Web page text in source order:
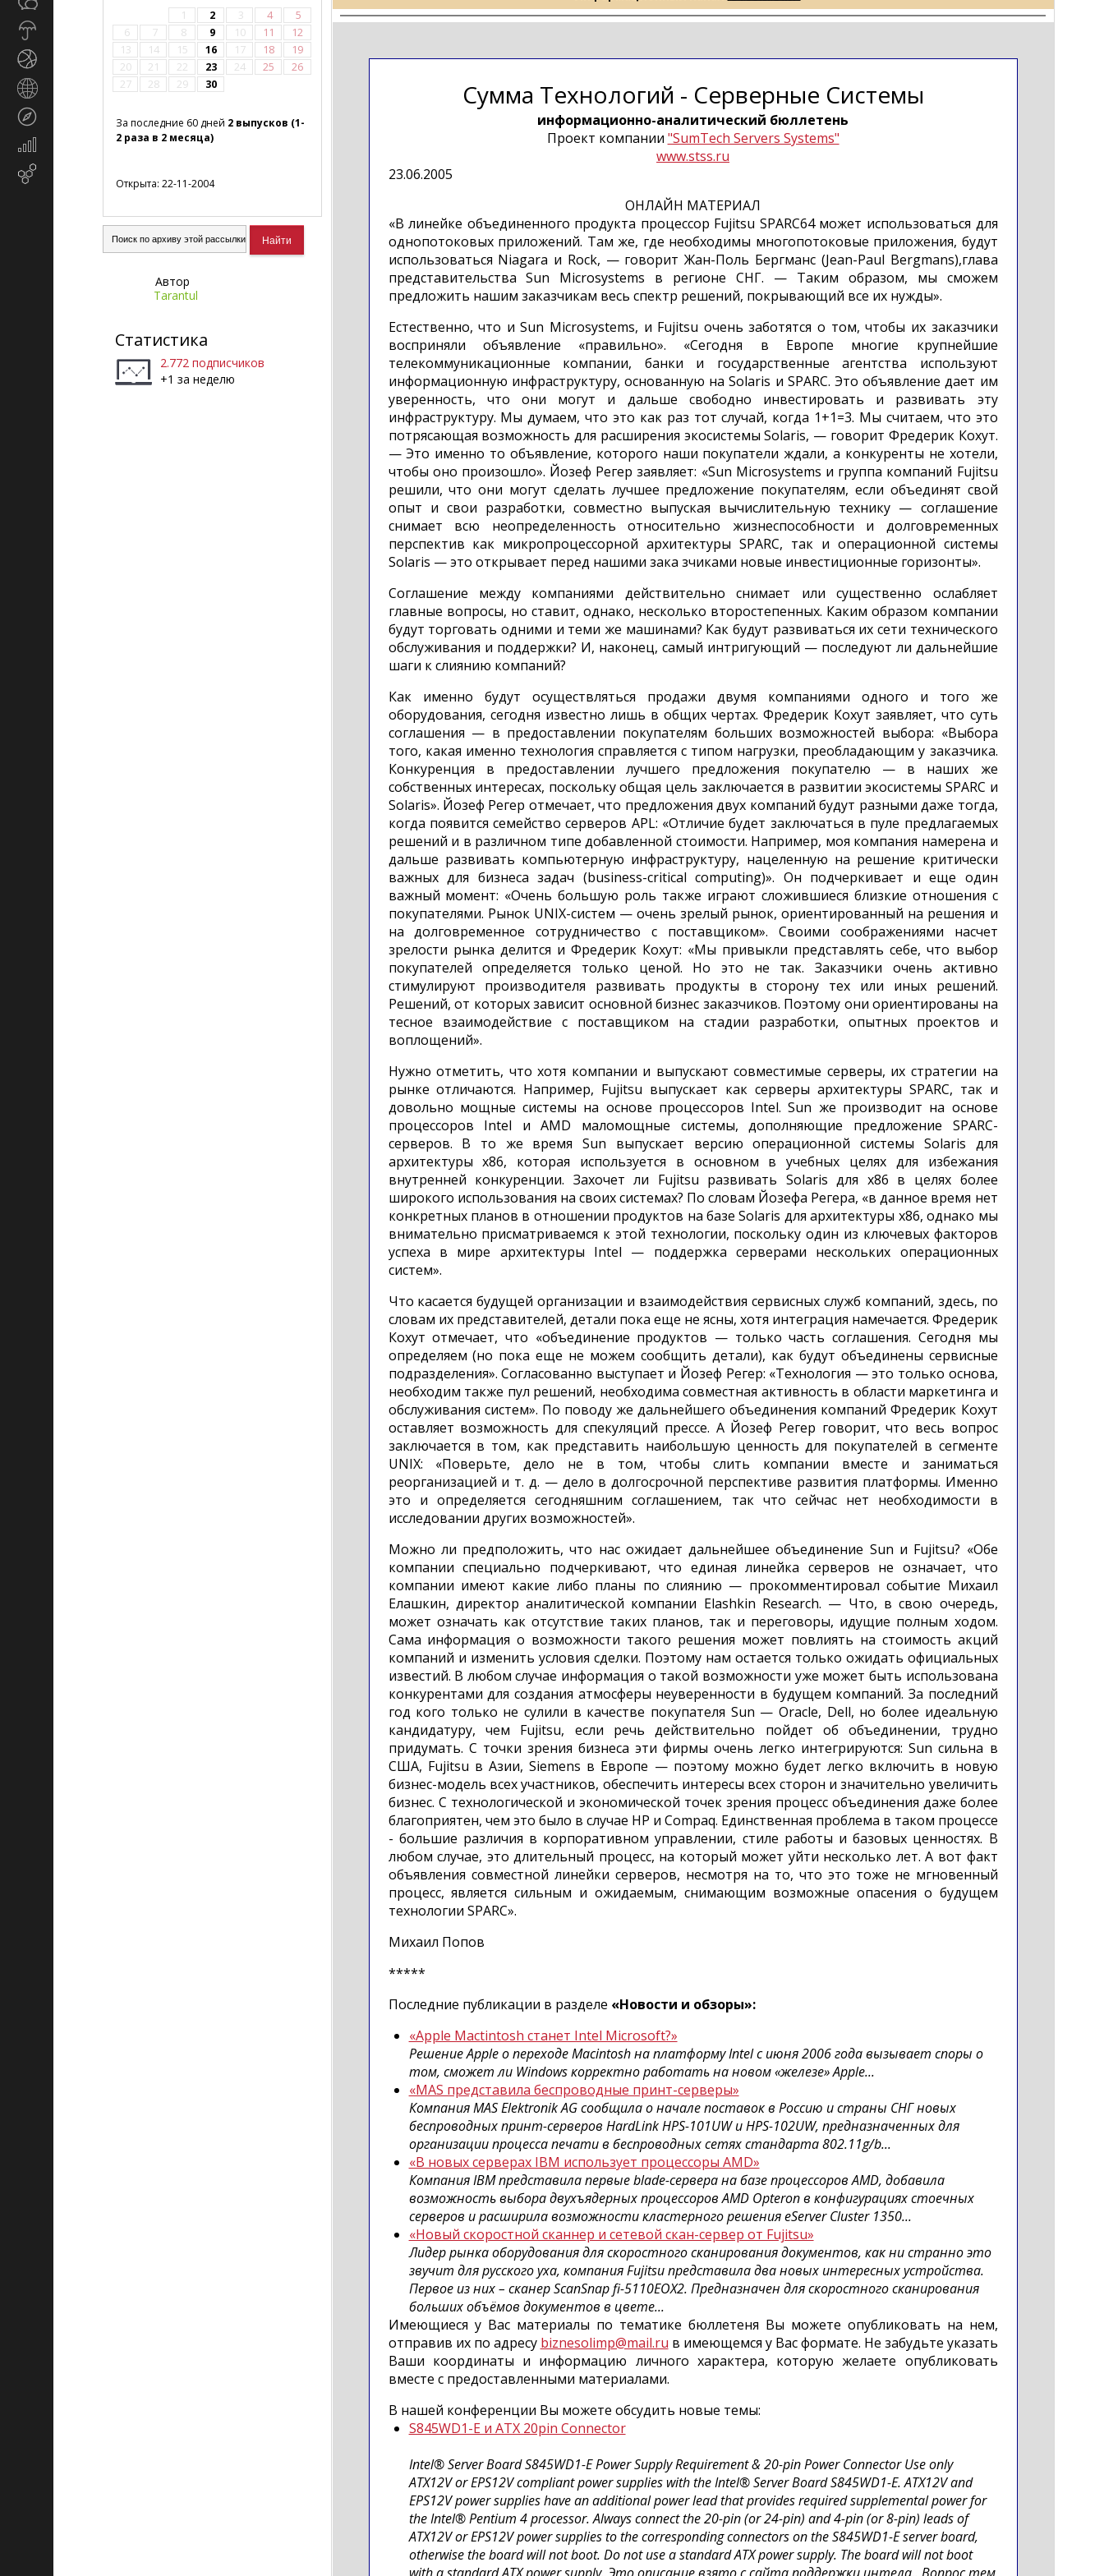
Экономика
маркетинг
1 2 3 4
5
6
7 8 9 10 11
12
13
14 15 16 17 18
19
20
21 22 23 24 25
26
27
28 29 30
За последние 60 дней 2 выпусков (1-
2 раза в 2 месяца)
Открыта: 22-11-2004
Автор
Tarantul
Статистика
2.772 подписчиков
+1 за неделю
Сумма Технологий - Серверные Системы
информационно-аналитический бюллетень
Проект компании "SumTech Servers Systems"
www.stss.ru
23.06.2005
ОНЛАЙН МАТЕРИАЛ
«В линейке объединенного продукта процессор Fujitsu SPARC64 может использоваться для
однопотоковых приложений. Там же, где необходимы многопотоковые приложения, будут
использоваться Niagara и Rock, — говорит Жан-Поль Бергманс (Jean-Paul Bergmans),глава
представительства Sun Microsystems в регионе СНГ. — Таким образом, мы сможем
предложить нашим заказчикам весь спектр решений, покрывающий все их нужды».
Естественно, что и Sun Microsystems, и Fujitsu очень заботятся о том, чтобы их заказчики
восприняли объявление «правильно». «Сегодня в Европе многие крупнейшие
телекоммуникационные компании, банки и государственные агентства используют
информационную инфраструктуру, основанную на Solaris и SPARC. Это объявление дает им
уверенность, что они могут и дальше свободно инвестировать и развивать эту
инфраструктуру. Мы думаем, что это как раз тот случай, когда 1+1=3. Мы считаем, что это
потрясающая возможность для расширения экосистемы Solaris, — говорит Фредерик Кохут.
— Это именно то объявление, которого наши покупатели ждали, а конкуренты не хотели,
чтобы оно произошло». Йозеф Регер заявляет: «Sun Microsystems и группа компаний Fujitsu
решили, что они могут сделать лучшее предложение покупателям, если объединят свой
опыт и свои разработки, совместно выпуская вычислительную технику — соглашение
снимает всю неопределенность относительно жизнеспособности и долговременных
перспектив как микропроцессорной архитектуры SPARC, так и операционной системы
Solaris — это открывает перед нашими зака зчиками новые инвестиционные горизонты».
Соглашение между компаниями действительно снимает или существенно ослабляет
главные вопросы, но ставит, однако, несколько второстепенных. Каким образом компании
будут торговать одними и теми же машинами? Как будут развиваться их сети технического
обслуживания и поддержки? И, наконец, самый интригующий — последуют ли дальнейшие
шаги к слиянию компаний?
Как именно будут осуществляться продажи двумя компаниями одного и того же
оборудования, сегодня известно лишь в общих чертах. Фредерик Кохут заявляет, что суть
соглашения — в предоставлении покупателям больших возможностей выбора: «Выбора
того, какая именно технология справляется с типом нагрузки, преобладающим у заказчика.
Конкуренция в предоставлении лучшего предложения покупателю — в наших же
собственных интересах, поскольку общая цель заключается в развитии экосистемы SPARC и
Solaris». Йозеф Регер отмечает, что предложения двух компаний будут разными даже тогда,
когда появится семейство серверов APL: «Отличие будет заключаться в пуле предлагаемых
решений и в различном типе добавленной стоимости. Например, моя компания намерена и
дальше развивать компьютерную инфраструктуру, нацеленную на решение критически
важных для бизнеса задач (business-critical computing)». Он подчеркивает и еще один
важный момент: «Очень большую роль также играют сложившиеся близкие отношения с
покупателями. Рынок UNIX-систем — очень зрелый рынок, ориентированный на решения и
на долговременное сотрудничество с поставщиком». Своими соображениями насчет
зрелости рынка делится и Фредерик Кохут: «Мы привыкли представлять себе, что выбор
покупателей определяется только ценой. Но это не так. Заказчики очень активно
стимулируют производителя развивать продукты в сторону тех или иных решений.
Решений, от которых зависит основной бизнес заказчиков. Поэтому они ориентированы на
тесное взаимодействие с поставщиком на стадии разработки, опытных проектов и
воплощений».
Нужно отметить, что хотя компании и выпускают совместимые серверы, их стратегии на
рынке отличаются. Например, Fujitsu выпускает как серверы архитектуры SPARC, так и
довольно мощные системы на основе процессоров Intel. Sun же производит на основе
процессоров Intel и AMD маломощные системы, дополняющие предложение SPARC-
серверов. В то же время Sun выпускает версию операционной системы Solaris для
архитектуры x86, которая используется в основном в учебных целях для избежания
внутренней конкуренции. Захочет ли Fujitsu развивать Solaris для x86 в целях более
широкого использования на своих системах? По словам Йозефа Регера, «в данное время нет
конкретных планов в отношении продуктов на базе Solaris для архитектуры x86, однако мы
внимательно присматриваемся к этой технологии, поскольку один из ключевых факторов
успеха в мире архитектуры Intel — поддержка серверами нескольких операционных
систем».
Что касается будущей организации и взаимодействия сервисных служб компаний, здесь, по
словам их представителей, детали пока еще не ясны, хотя интеграция намечается. Фредерик
Кохут отмечает, что «объединение продуктов — только часть соглашения. Сегодня мы
определяем (но пока еще не можем сообщить детали), как будут объединены сервисные
подразделения». Согласованно выступает и Йозеф Регер: «Технология — это только основа,
необходим также пул решений, необходима совместная активность в области маркетинга и
обслуживания систем». По поводу же дальнейшего объединения компаний Фредерик Кохут
оставляет возможность для спекуляций прессе. А Йозеф Регер говорит, что весь вопрос
заключается в том, как представить наибольшую ценность для покупателей в сегменте
UNIX: «Поверьте, дело не в том, чтобы слить компании вместе и заниматься
реорганизацией и т. д. — дело в долгосрочной перспективе развития платформы. Именно
это и определяется сегодняшним соглашением, так что сейчас нет необходимости в
исследовании других возможностей».
Можно ли предположить, что нас ожидает дальнейшее объединение Sun и Fujitsu? «Обе
компании специально подчеркивают, что единая линейка серверов не означает, что
компании имеют какие либо планы по слиянию — прокомментировал событие Михаил
Елашкин, директор аналитической компании Elashkin Research. — Что, в свою очередь,
может означать как отсутствие таких планов, так и переговоры, идущие полным ходом.
Сама информация о возможности такого решения может повлиять на стоимость акций
компаний и изменить условия сделки. Поэтому нам остается только ожидать официальных
известий. В любом случае информация о такой возможности уже может быть использована
конкурентами для создания атмосферы неуверенности в будущем компаний. За последний
год кого только не сулили в качестве покупателя Sun — Oracle, Dell, но более идеальную
кандидатуру, чем Fujitsu, если речь действительно пойдет об объединении, трудно
придумать. С точки зрения бизнеса эти фирмы очень легко интегрируются: Sun сильна в
США, Fujitsu в Азии, Siemens в Европе — поэтому можно будет легко включить в новую
бизнес-модель всех участников, обеспечить интересы всех сторон и значительно увеличить
бизнес. С технологической и экономической точек зрения процесс объединения даже более
благоприятен, чем это было в случае HP и Compaq. Единственная проблема в таком процессе
- большие различия в корпоративном управлении, стиле работы и базовых ценностях. В
любом случае, это длительный процесс, на который может уйти несколько лет. А вот факт
объявления совместной линейки серверов, несмотря на то, что это тоже не мгновенный
процесс, является сильным и ожидаемым, снимающим возможные опасения о будущем
технологии SPARC».
Михаил Попов
*****
Последние публикации в разделе «Новости и обзоры»:
«Apple Mactintosh станет Intel Microsoft?»
Решение Apple о переходе Macintosh на платформу Intel с июня 2006 года вызывает споры о
том, сможет ли Windows корректно работать на новом «железе» Apple...
«MAS представила беспроводные принт-серверы»
Компания MAS Elektronik AG сообщила о начале поставок в Россию и страны СНГ новых
беспроводных принт-серверов HardLink HPS-101UW и HPS-102UW, предназначенных для
организации процесса печати в беспроводных сетях стандарта 802.11g/b...
«В новых серверах IBM использует процессоры AMD»
Компания IBM представила первые blade-сервера на базе процессоров AMD, добавила
возможность выбора двухъядерных процессоров AMD Opteron в конфигурациях стоечных
серверов и расширила возможности кластерного решения eServer Cluster 1350...
«Новый скоростной сканнер и сетевой скан-сервер от Fujitsu»
Лидер рынка оборудования для скоростного сканирования документов, как ни странно это
звучит для русского уха, компания Fujitsu представила два новых интересных устройства.
Первое из них – сканер ScanSnap fi-5110EOX2. Предназначен для скоростного сканирования
больших объёмов документов в цвете...
Имеющиеся у Вас материалы по тематике бюллетеня Вы можете опубликовать на нем,
отправив их по адресу biznesolimp@mail.ru в имеющемся у Вас формате. Не забудьте указать
Ваши координаты и информацию личного характера, которую желаете опубликовать
вместе с предоставленными материалами.
В нашей конференции Вы можете обсудить новые темы:
S845WD1-E и ATX 20pin Connector
Intel® Server Board S845WD1-E Power Supply Requirement & 20-pin Power Connector Use only
ATX12V or EPS12V compliant power supplies with the Intel® Server Board S845WD1-E. ATX12V and
EPS12V power supplies have an additional power lead that provides required supplemental power for
the Intel® Pentium 4 processor. Always connect the 20-pin (or 24-pin) and 4-pin (or 8-pin) leads of
ATX12V or EPS12V power supplies to the corresponding connectors on the S845WD1-E server board,
otherwise the board will not boot. Do not use a standard ATX power supply. The board will not boot